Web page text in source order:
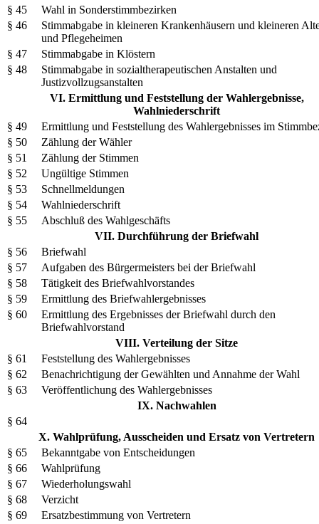
§ 45
Wahl in Sonderstimmbezirken
§ 46
Stimmabgabe in kleineren Krankenhäusern und kleineren
und Pflegeheimen
§ 47
Stimmabgabe in Klöstern
§ 48
Stimmabgabe in sozialtherapeutischen Anstalten und
Justizvollzugsanstalten
VI. Ermittlung und Feststellung der Wahlergebnisse,
Wahlniederschrift
§ 49
Ermittlung und Feststellung des Wahlergebnisses im
§ 50
Zählung der Wähler
§ 51
Zählung der Stimmen
§ 52
Ungültige Stimmen
§ 53
Schnellmeldungen
§ 54
Wahlniederschrift
§ 55
Abschluß des Wahlgeschäfts
VII. Durchführung der Briefwahl
§ 56
Briefwahl
§ 57
Aufgaben des Bürgermeisters bei der Briefwahl
§ 58
Tätigkeit des Briefwahlvorstandes
§ 59
Ermittlung des Briefwahlergebnisses
§ 60
Ermittlung des Ergebnisses der Briefwahl durch den
Briefwahlvorstand
VIII. Verteilung der Sitze
§ 61
Feststellung des Wahlergebnisses
§ 62
Benachrichtigung der Gewählten und Annahme der Wahl
§ 63
Veröffentlichung des Wahlergebnisses
IX. Nachwahlen
§ 64
X. Wahlprüfung, Ausscheiden und Ersatz von Vertretern
§ 65
Bekanntgabe von Entscheidungen
§ 66
Wahlprüfung
§ 67
Wiederholungswahl
§ 68
Verzicht
§ 69
Ersatzbestimmung von Vertretern